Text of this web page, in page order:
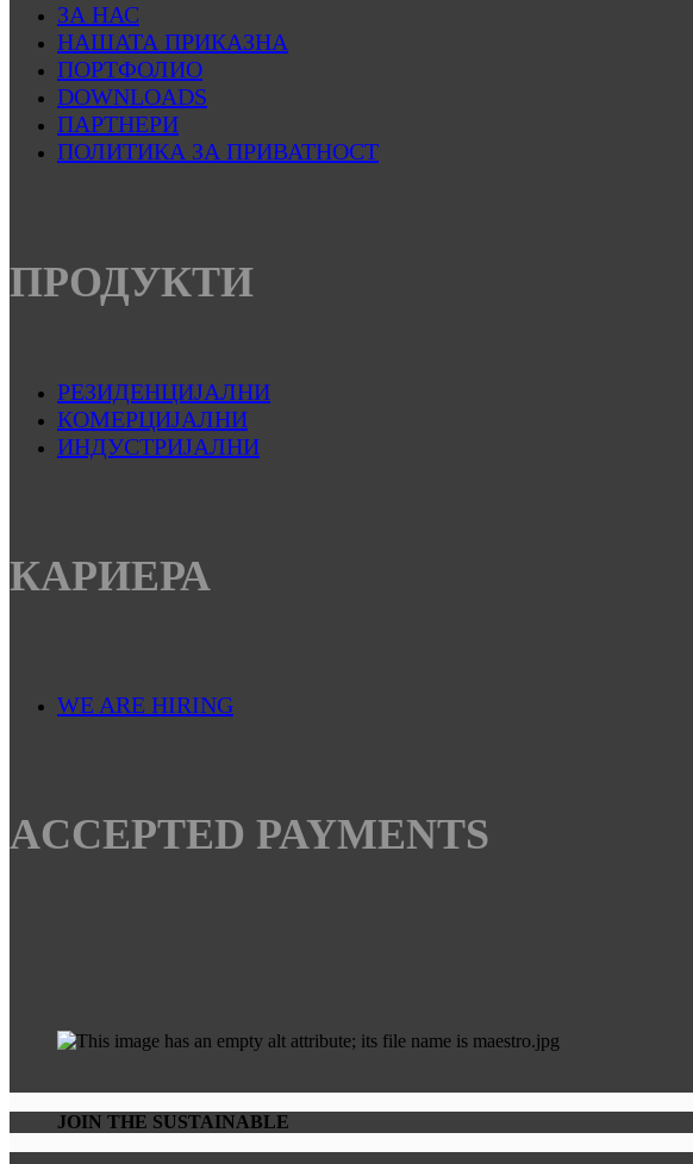
ЗА НАС
НАШАТА ПРИКАЗНА
ПОРТФОЛИО
DOWNLOADS
ПАРТНЕРИ
ПОЛИТИКА ЗА ПРИВАТНОСТ
ПРОДУКТИ
РЕЗИДЕНЦИЈАЛНИ
КОМЕРЦИЈАЛНИ
ИНДУСТРИЈАЛНИ
КАРИЕРА
WE ARE HIRING
ACCEPTED PAYMENTS
JOIN THE SUSTAINABLE